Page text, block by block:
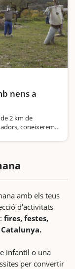
nens a
2 km de
coneixerem
amb els teus
d'activitats
fires, festes,
infantil o una
per convertir